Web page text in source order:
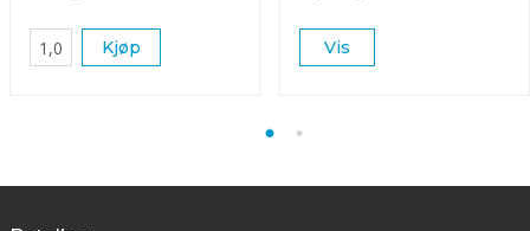
Kjøp Vis